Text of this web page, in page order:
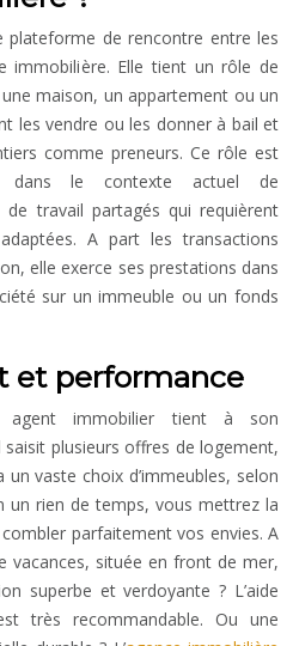
plateforme de rencontre entre les
immobilière. Elle tient un rôle de
maison, un appartement ou un
les vendre ou les donner à bail et
comme preneurs. Ce rôle est
dans le contexte actuel de
de travail partagés qui requièrent
A part les transactions
elle exerce ses prestations dans
sur un immeuble ou un fonds
et performance
agent immobilier tient à son
saisit plusieurs offres de logement,
vaste choix d’immeubles, selon
un rien de temps, vous mettrez la
parfaitement vos envies. A
vacances, située en front de mer,
superbe et verdoyante ? L’aide
très recommandable. Ou une